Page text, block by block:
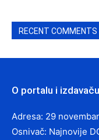
RECENT COMMENTS
O portalu i izdavaču
Adresa: 29
Osnivač: Najnovije